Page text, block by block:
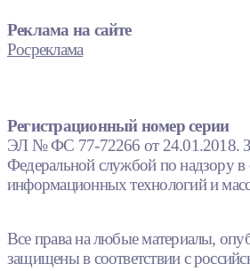
Реклама на сайте
Росреклама
Регистрационный номер серии
ЭЛ № ФС 77-72266 от 24.01.2018.
Федеральной службой по надзору в
информационных технологий и
Все права на любые материалы,
защищены в соответствии с